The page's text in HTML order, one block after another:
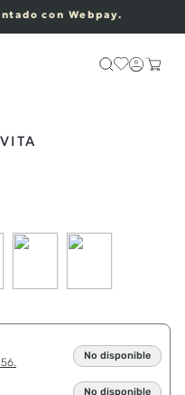
con Webpay.
No disponible
No disponible